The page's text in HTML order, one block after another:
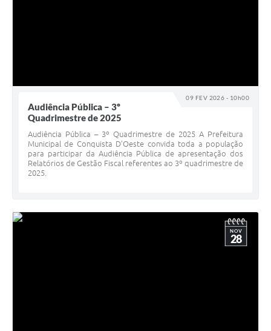
09 FEV 2026 - 10h00
Audiência Pública – 3º
Quadrimestre de 2025
Audiência Pública – 3º Quadrimestre de 2025 A Prefeitura
Municipal de Conquista D’Oeste convida toda a população
para participar da Audiência Pública de apresentação dos
Relatórios de Gestão Fiscal referentes ao 3º quadrimestre de
2025.
NOV
28